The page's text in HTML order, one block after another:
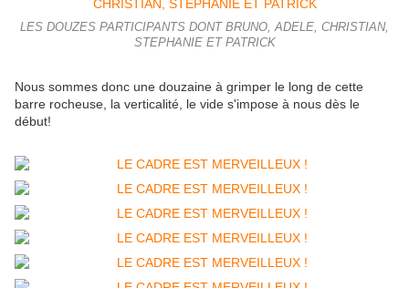
LES DOUZES PARTICIPANTS DONT BRUNO, ADELE, CHRISTIAN,
STEPHANIE ET PATRICK
Nous sommes donc une douzaine à grimper le long de cette
barre rocheuse, la verticalité, le vide s'impose à nous dès le
début!